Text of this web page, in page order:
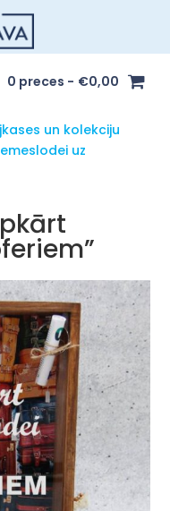
0 preces €0,00
un kolekciju
uz